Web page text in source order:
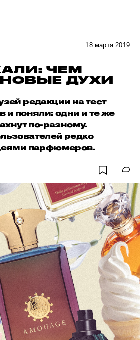
18 марта 2019
ЧЕМ
ДУХИ
редакции на тест
и поняли: одни и те же
по-разному.
редко
парфюмеров.